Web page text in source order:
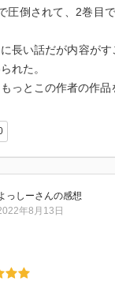
圧倒されて、2巻目
長い話だが内容が
れた。
っとこの作者の作品
っしーさんの感想
年8月13日